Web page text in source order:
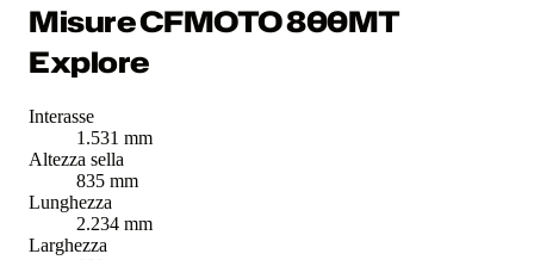
Misure CFMOTO 800MT
Explore
Interasse
1.531 mm
Altezza sella
835 mm
Lunghezza
2.234 mm
Larghezza